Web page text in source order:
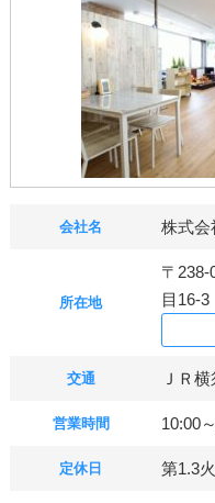
会社名 株式会
所在地
〒238-
目16-
交通 ＪＲ
営業時間 10:00
定休日 第1.3